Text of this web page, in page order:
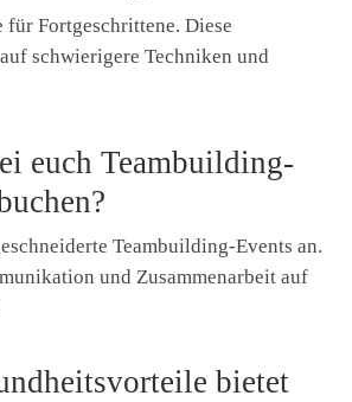
für Fortgeschrittene. Diese
schwierigere Techniken und
euch Teambuilding-
Teambuilding-Events an.
und Zusammenarbeit auf
bietet